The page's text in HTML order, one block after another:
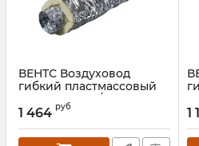
ВЕНТС Воздуховод
гибкий пластмассовый
Изовент Н315/7,6
Артикул: 00000023219
1 464 руб 1